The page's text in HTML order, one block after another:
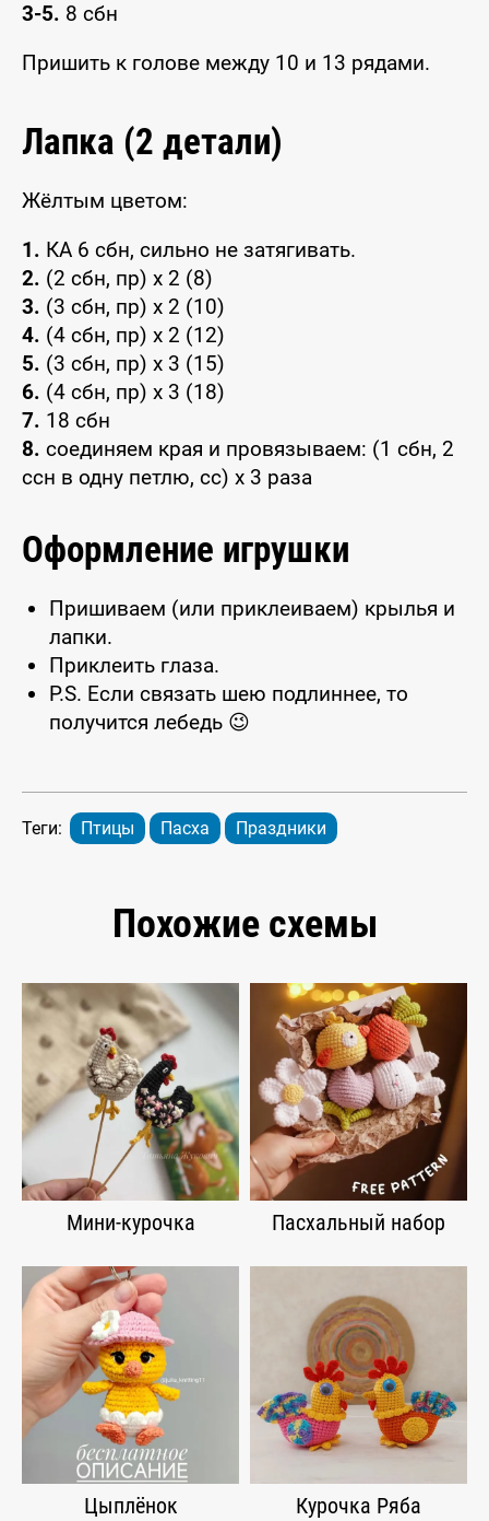
3-5. 8 сбн
Пришить к голове между 10 и 13 рядами.
Лапка (2 детали)
Жёлтым цветом:
1. КА 6 сбн, сильно не затягивать.
2. (2 сбн, пр) x 2 (8)
3. (3 сбн, пр) x 2 (10)
4. (4 сбн, пр) x 2 (12)
5. (3 сбн, пр) x 3 (15)
6. (4 сбн, пр) x 3 (18)
7. 18 сбн
8. соединяем края и провязываем: (1 сбн, 2
ссн в одну петлю, сс) x 3 раза
Оформление игрушки
Пришиваем (или приклеиваем) крылья и
лапки.
Приклеить глаза.
P.S. Если связать шею подлиннее, то
получится лебедь 😉
Теги: Птицы Пасха Праздники
Похожие схемы
Мини-курочка Пасхальный набор
Цыплёнок Курочка Ряба